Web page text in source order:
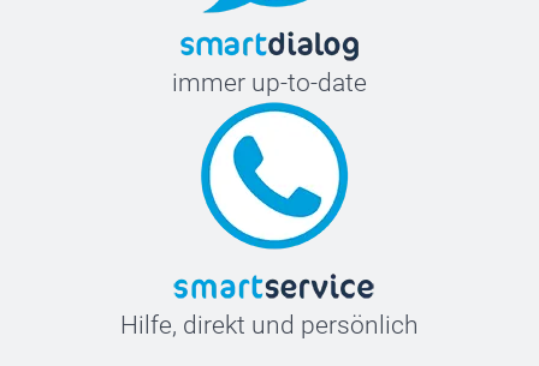
immer up-to-date
Hilfe, direkt und persönlich